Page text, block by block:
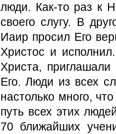
люди. Как-то раз к
своего слугу. В
Иаир просил Его
Христос и
Христа,
Его. Люди из всех
на­столько много,
путь всех этих
70 ближайших